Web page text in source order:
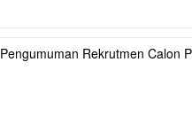
Pengumuman Rekrutmen Calon